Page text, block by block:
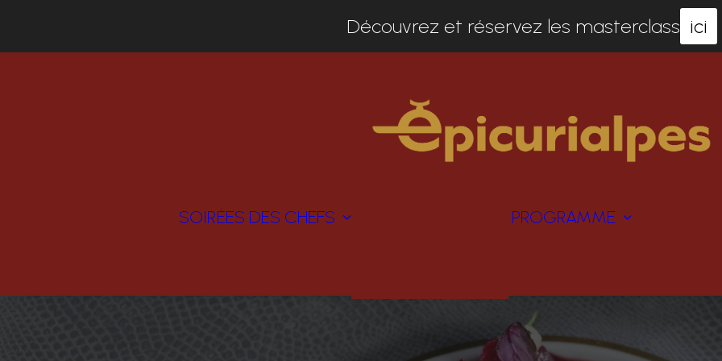
SOIRÉES DES CHEFS PROGRAMME
Découvrez et réservez les masterclass ici